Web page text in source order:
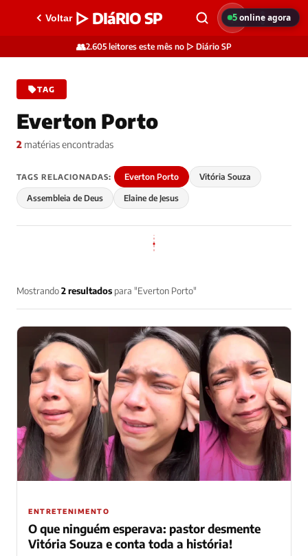
Voltar ▷ DIáRIO SP
👥2.605 leitores este mês no ▷ Diário SP
TAG
Everton Porto
2 matérias encontradas
TAGS RELACIONADAS: Everton Porto Vitória Souza
Assembleia de Deus Elaine de Jesus
Mostrando2 resultados para "Everton Porto"
ENTRETENIMENTO
O que ninguém esperava: pastor desmente
Vitória Souza e conta toda a história!
5online agora